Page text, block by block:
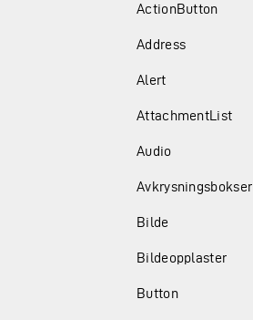
ActionButton
Address
Alert
AttachmentList
Audio
Avkrysningsbokser
Bilde
Bildeopplaster
Button